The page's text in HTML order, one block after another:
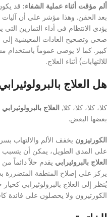
ألم مؤقت أثناء عملية الشفاء: قد
بعد الحقن. وهذا مؤشر على أن
يؤدي الانتظام في أداء التمارين
صحي وتصحيح العادات المعيشية إلى
كبير. كما لا يوصى عموماً باستخدام
للالتهابات) أثناء العلاج.
هل العلاج
كلا، كلا، كلا، كلا, العلاج
بعضها البعض.
الكورتيزون يخفف الألم والالتهاب
على المدى الطويل، يمكن أن
العلاج بالبروثيرابي يقدم حلاً دائماً
يركز على إصلاح المنطقة المتضررة
يُنظر إلى العلاج بالبرولوثيرابي
الكورتيزون ولا يحصلون على فائدة